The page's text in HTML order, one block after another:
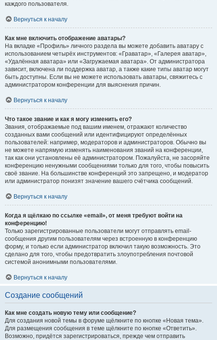
каждого пользователя.
Вернуться к началу
Как мне включить отображение аватары?
На вкладке «Профиль» личного раздела вы можете добавить аватару с
использованием четырёх инструментов: «Граватар», «Галерея аватар»,
«Удалённая аватара» или «Загружаемая аватара». От администратора
зависит, включена ли поддержка аватар, а также какие типы аватар могут
быть доступны. Если вы не можете использовать аватары, свяжитесь с
администратором конференции для выяснения причин.
Вернуться к началу
Что такое звание и как я могу изменить его?
Звания, отображаемые под вашим именем, отражают количество
созданных вами сообщений или идентифицируют определённых
пользователей: например, модераторов и администраторов. Обычно вы
не можете напрямую изменять наименования званий на конференции,
так как они установлены её администратором. Пожалуйста, не засоряйте
конференцию ненужными сообщениями только для того, чтобы повысить
своё звание. На большинстве конференций это запрещено, и модератор
или администратор понизят значение вашего счётчика сообщений.
Вернуться к началу
Когда я щёлкаю по ссылке «email», от меня требуют войти на
конференцию!
Только зарегистрированные пользователи могут отправлять email-
сообщения другим пользователям через встроенную в конференцию
форму, и только если администратор включил такую возможность. Это
сделано для того, чтобы предотвратить злоупотребления почтовой
системой анонимными пользователями.
Вернуться к началу
Создание сообщений
Как мне создать новую тему или сообщение?
Для создания новой темы в форуме щёлкните по кнопке «Новая тема».
Для размещения сообщения в теме щёлкните по кнопке «Ответить».
Возможно, придётся зарегистрироваться, прежде чем отправить